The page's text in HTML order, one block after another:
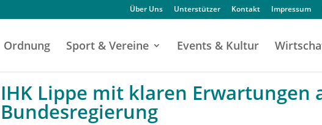
Über Uns Unterstützer Kontakt Impressum
Ordnung Sport & Vereine Events & Kultur
IHK Lippe mit klaren Erwartungen
Bundesregierung